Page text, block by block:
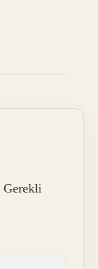
Gerekli